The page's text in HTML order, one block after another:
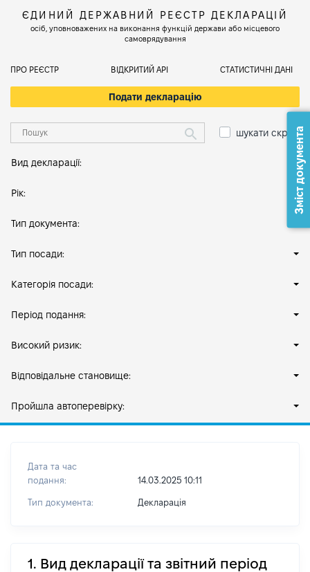
ЄДИНИЙ ДЕРЖАВНИЙ РЕЄСТР ДЕКЛАРАЦІЙ
осіб, уповноважених на виконання функцій держави або місцевого
самоврядування
ПРО РЕЄСТР ВІДКРИТИЙ АРІ СТАТИСТИЧНІ ДАНІ
Подати декларацію
шукати скрізь
Вид декларації:
Рік:
Тип документа:
Тип посади:
Категорія посади:
Період подання:
Високий ризик:
Відповідальне становище:
Пройшла автоперевірку:
Дата та час
подання:
14.03.2025 10:11
Тип документа: Декларація
1. Вид декларації та звітний період
Зміст документа